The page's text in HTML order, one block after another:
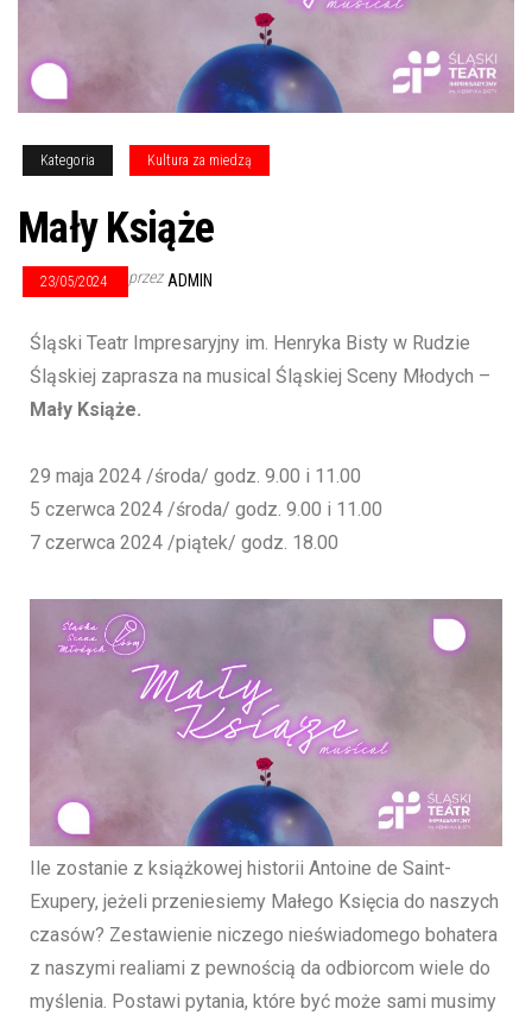
Kategoria Kultura za miedzą
Mały Książe
23/05/2024 przez ADMIN
Śląski Teatr Impresaryjny im. Henryka Bisty w Rudzie
Śląskiej zaprasza na musical Śląskiej Sceny Młodych –
Mały Książe.
29 maja 2024 /środa/ godz. 9.00 i 11.00
5 czerwca 2024 /środa/ godz. 9.00 i 11.00
7 czerwca 2024 /piątek/ godz. 18.00
Ile zostanie z książkowej historii Antoine de Saint-
Exupery, jeżeli przeniesiemy Małego Księcia do naszych
czasów? Zestawienie niczego nieświadomego bohatera
z naszymi realiami z pewnością da odbiorcom wiele do
myślenia. Postawi pytania, które być może sami musimy